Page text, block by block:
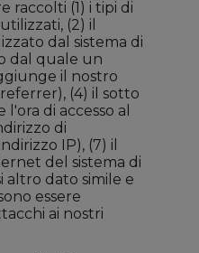
raccolti (1) i tipi di
(2) il
dal sistema di
dal quale un
il nostro
(4) il sotto
l'ora di accesso al
di
IP), (7) il
del sistema di
altro dato simile e
essere
ai nostri